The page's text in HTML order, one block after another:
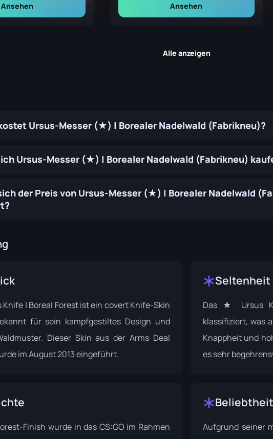
Ansehen Ansehen
Alle anzeigen
Ursus-Messer (★) | Borealer Nadelwald (Fabrikneu)?
Ursus-Messer (★) | Borealer Nadelwald (Fabrikneu)
der Preis von Ursus-Messer (★) | Borealer Nadelwald
| Boreal Forest ist ein covert Knife-Skin
für sein kampfgestiltes Design und
Dieser Skin aus derArms Deal
im August 2013 eingeführt.
Seltenheit
Das ★ Ursus
klassifiziert, was
Knappheit und
es sehr
Finish wurde in das CS:GO im Rahmen
Beliebtheit
Aufgrund seiner